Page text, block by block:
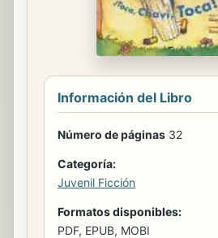
Información del Libro
Número de páginas 32
Categoría:
Juvenil Ficción
Formatos disponibles:
PDF, EPUB, MOBI